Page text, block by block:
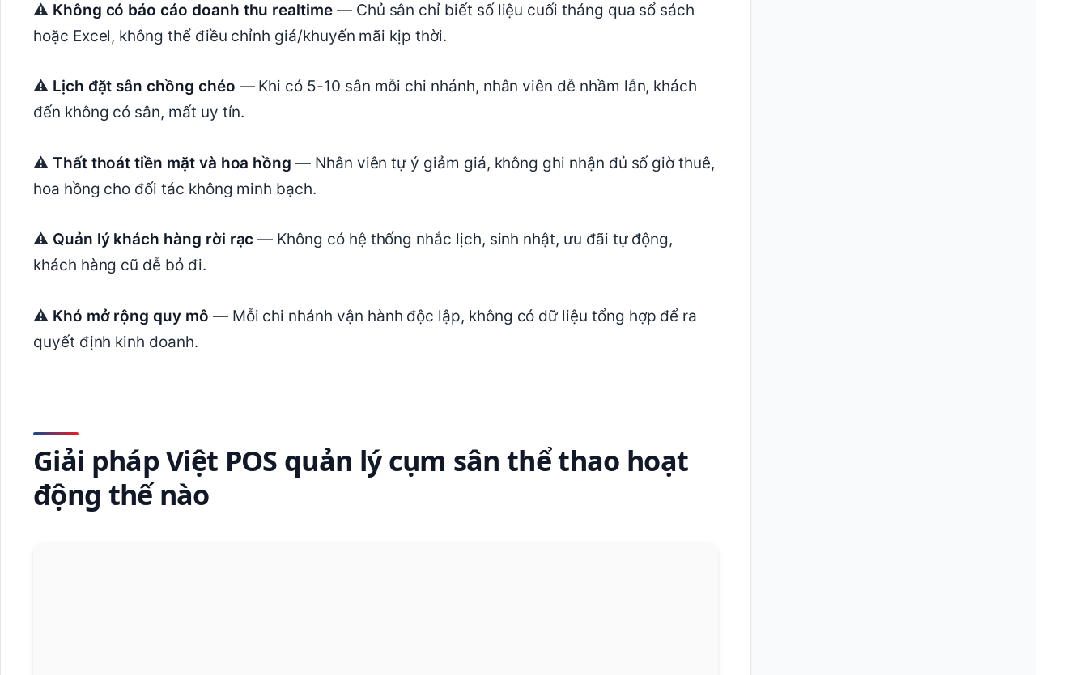
⚠ Không có báo cáo doanh thu realtime— Chủ sân chỉ biết số liệu cuối tháng qua sổ sách
hoặc Excel, không thể điều chỉnh giá/khuyến mãi kịp thời.
⚠ Lịch đặt sân chồng chéo — Khi có 5-10 sân mỗi chi nhánh, nhân viên dễ nhầm lẫn, khách
đến không có sân, mất uy tín.
⚠ Thất thoát tiền mặt và hoa hồng — Nhân viên tự ý giảm giá, không ghi nhận đủ số giờ thuê,
hoa hồng cho đối tác không minh bạch.
⚠ Quản lý khách hàng rời rạc — Không có hệ thống nhắc lịch, sinh nhật, ưu đãi tự động,
khách hàng cũ dễ bỏ đi.
⚠ Khó mở rộng quy mô — Mỗi chi nhánh vận hành độc lập, không có dữ liệu tổng hợp để ra
quyết định kinh doanh.
Giải pháp Việt POS quản lý cụm sân thể thao hoạt
động thế nào